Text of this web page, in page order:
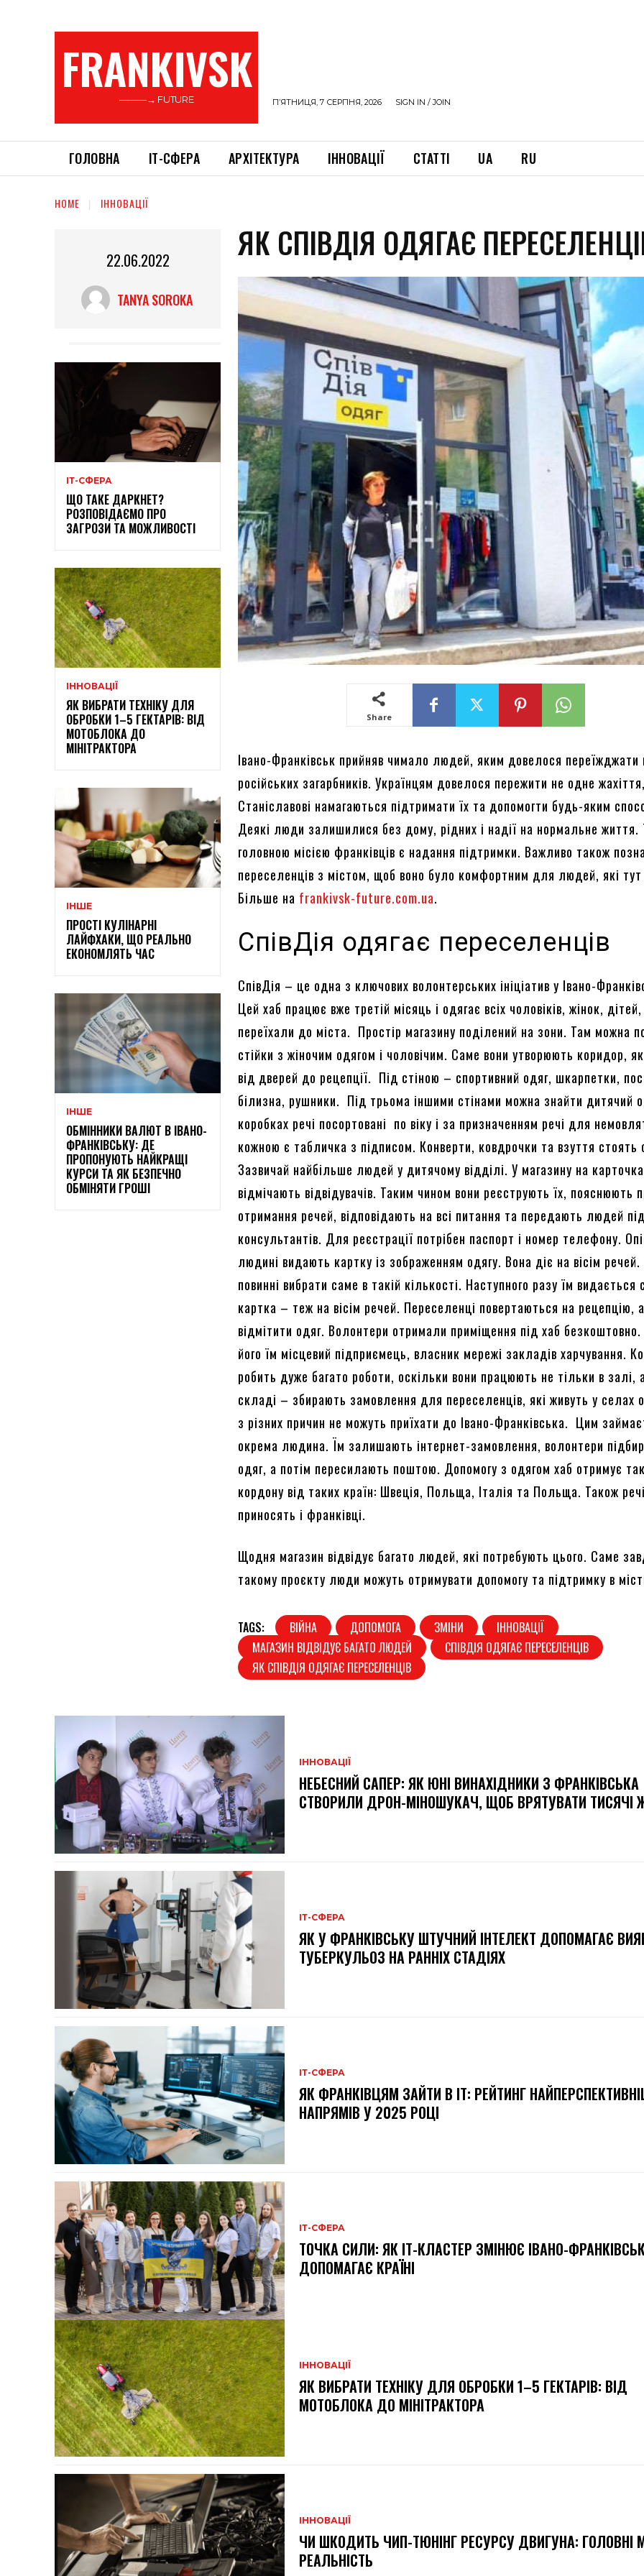
FRANKIVSK
———→ FUTURE П’ЯТНИЦЯ, 7 СЕРПНЯ, 2026 SIGN IN / JOIN
ГОЛОВНА ІТ-СФЕРА АРХІТЕКТУРА ІННОВАЦІЇ СТАТТІ UA RU
HOME ІННОВАЦІЇ
22.06.2022
TANYA SOROKA
ІТ-СФЕРА
ЩО ТАКЕ ДАРКНЕТ?
РОЗПОВІДАЄМО ПРО
ЗАГРОЗИ ТА МОЖЛИВОСТІ
ІННОВАЦІЇ
ЯК ВИБРАТИ ТЕХНІКУ ДЛЯ
ОБРОБКИ 1–5 ГЕКТАРІВ: ВІД
МОТОБЛОКА ДО
МІНІТРАКТОРА
ІНШЕ
ПРОСТІ КУЛІНАРНІ
ЛАЙФХАКИ, ЩО РЕАЛЬНО
ЕКОНОМЛЯТЬ ЧАС
ІНШЕ
ОБМІННИКИ ВАЛЮТ В ІВАНО-
ФРАНКІВСЬКУ: ДЕ
ПРОПОНУЮТЬ НАЙКРАЩІ
КУРСИ ТА ЯК БЕЗПЕЧНО
ОБМІНЯТИ ГРОШІ
ЯК СПІВДІЯ ОДЯГАЄ
Share
Івано-Франківськ прийняв чимало людей, яким довелося переїжджати
російських загарбників. Українцям довелося пережити не одне
Станіславові намагаються підтримати їх та допомогти будь-яким
Деякі люди залишилися без дому, рідних і надії на нормальне життя.
головною місією франківців є надання підтримки. Важливо також
переселенців з містом, щоб воно було комфортним для людей, які
Більше на frankivsk-future.com.ua.
СпівДія одягає переселенців
СпівДія – це одна з ключових волонтерських ініціатив у Івано-
Цей хаб працює вже третій місяць і одягає всіх чоловіків, жінок, дітей,
переїхали до міста. Простір магазину поділений на зони. Там можна
стійки з жіночим одягом і чоловічим. Саме вони утворюють коридор,
від дверей до рецепції. Під стіною – спортивний одяг, шкарпетки,
білизна, рушники. Під трьома іншими стінами можна знайти дитячий
коробках речі посортовані по віку і за призначенням речі для
кожною є табличка з підписом. Конверти, ковдрочки та взуття стоять
Зазвичай найбільше людей у дитячому відділі. У магазину на
відмічають відвідувачів. Таким чином вони реєструють їх, пояснюють
отримання речей, відповідають на всі питання та передають людей
консультантів. Для реєстрації потрібен паспорт і номер телефону.
людині видають картку із зображенням одягу. Вона діє на вісім
повинні вибрати саме в такій кількості. Наступного разу їм видається
картка – теж на вісім речей. Переселенці повертаються на рецепцію,
відмітити одяг. Волонтери отримали приміщення під хаб
його їм місцевий підприємець, власник мережі закладів харчування.
робить дуже багато роботи, оскільки вони працюють не тільки в залі,
складі – збирають замовлення для переселенців, які живуть у селах
з різних причин не можуть приїхати до Івано-Франківська. Цим
окрема людина. Їм залишають інтернет-замовлення, волонтери
одяг, а потім пересилають поштою. Допомогу з одягом хаб отримує
кордону від таких країн: Швеція, Польща, Італія та Польща. Також речі
приносять і франківці.
Щодня магазин відвідує багато людей, які потребують цього. Саме
такому проєкту люди можуть отримувати допомогу та підтримку в
TAGS: ВІЙНА ДОПОМОГА ЗМІНИ
ІННОВАЦІЇ
МАГАЗИН ВІДВІДУЄ БАГАТО ЛЮДЕЙ
СПІВДІЯ ОДЯГАЄ ПЕРЕСЕЛЕНЦІВ
ЯК СПІВДІЯ ОДЯГАЄ ПЕРЕСЕЛЕНЦІВ
ІННОВАЦІЇ
НЕБЕСНИЙ САПЕР: ЯК ЮНІ ВИНАХІДНИКИ З ФРАНКІВСЬКА
СТВОРИЛИ ДРОН-МІНОШУКАЧ, ЩОБ ВРЯТУВАТИ ТИСЯЧІ
ІТ-СФЕРА
ЯК У ФРАНКІВСЬКУ ШТУЧНИЙ ІНТЕЛЕКТ ДОПОМАГАЄ
ТУБЕРКУЛЬОЗ НА РАННІХ СТАДІЯХ
ІТ-СФЕРА
ЯК ФРАНКІВЦЯМ ЗАЙТИ В ІТ: РЕЙТИНГ
НАПРЯМІВ У 2025 РОЦІ
ІТ-СФЕРА
ТОЧКА СИЛИ: ЯК ІТ-КЛАСТЕР ЗМІНЮЄ ІВАНО-
ДОПОМАГАЄ КРАЇНІ
ІННОВАЦІЇ
ЯК ВИБРАТИ ТЕХНІКУ ДЛЯ ОБРОБКИ 1–5 ГЕКТАРІВ: ВІД
МОТОБЛОКА ДО МІНІТРАКТОРА
ІННОВАЦІЇ
ЧИ ШКОДИТЬ ЧИП-ТЮНІНГ РЕСУРСУ ДВИГУНА: ГОЛОВНІ
РЕАЛЬНІСТЬ